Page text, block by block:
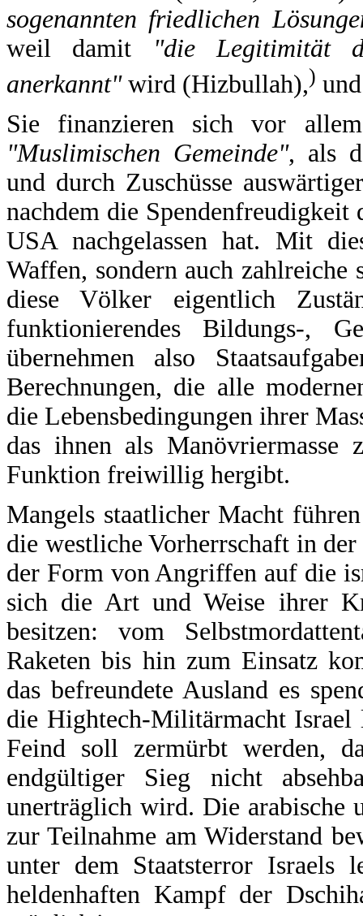
sogenannten friedlichen
weil damit
"die Legitimität
anerkannt"wird (Hizbullah),)
Sie finanzieren sich vor
"Muslimischen Gemeinde", als
und durch Zuschüsse
nachdem die
USA nachgelassen hat. Mit
Waffen, sondern auch
diese Völker eigentlich
funktionierendes Bildungs-,
übernehmen also
Berechnungen, die alle
die Lebensbedingungen ihrer
das ihnen als
Funktion freiwillig hergibt.
Mangels staatlicher Macht
die westliche Vorherrschaft in
der Form von Angriffen auf die
sich die Art und Weise ihrer
besitzen: vom
Raketen bis hin zum Einsatz
das befreundete Ausland es
die Hightech-Militärmacht Israel
Feind soll zermürbt werden,
endgültiger Sieg nicht
unerträglich wird. Die arabische
zur Teilnahme am Widerstand
unter dem Staatsterror Israels
heldenhaften Kampf der